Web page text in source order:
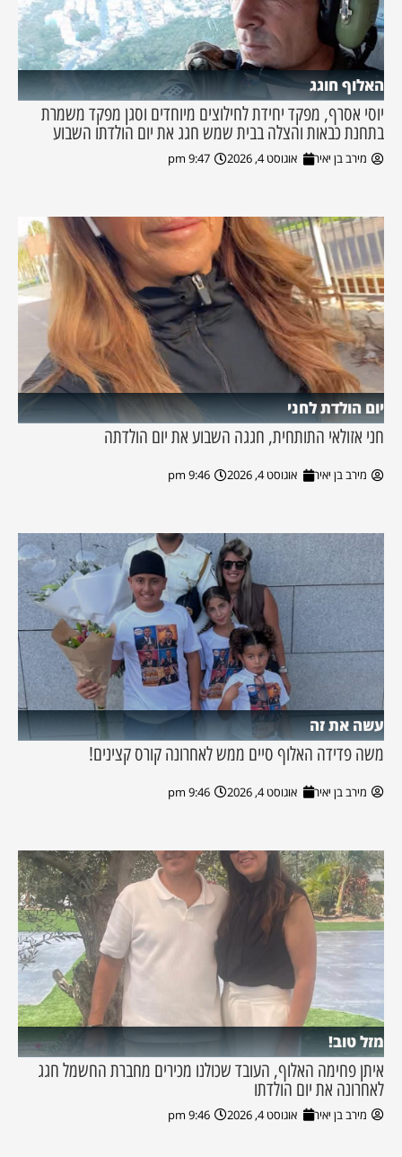
האלוף חוגג
יוסי אסרף, מפקד יחידת לחילוצים מיוחדים וסגן מפקד משמרת
בתחנת כבאות והצלה בבית שמש חגג את יום הולדתו השבוע
מירב בן יאיר אוגוסט 4, 2026 9:47 pm
יום הולדת לחני
חני אזולאי התותחית, חגגה השבוע את יום הולדתה
מירב בן יאיר אוגוסט 4, 2026 9:46 pm
עשה את זה
משה פדידה האלוף סיים ממש לאחרונה קורס קצינים!
מירב בן יאיר אוגוסט 4, 2026 9:46 pm
מזל טוב!
איתן פחימה האלוף, העובד שכולנו מכירים מחברת החשמל חגג
לאחרונה את יום הולדתו
מירב בן יאיר אוגוסט 4, 2026 9:46 pm